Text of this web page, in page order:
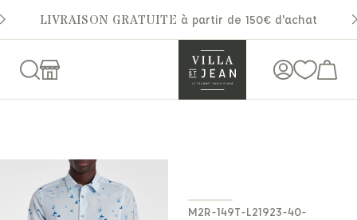
LIVRAISON GRATUITE à partir de 150€ d'achat
M2R-149T-L21923-40-